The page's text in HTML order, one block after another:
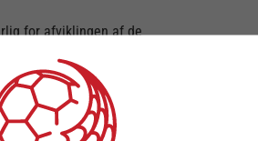
for afviklingen af de
venue fremstår
for billetsalg og optimering
område ved alle events